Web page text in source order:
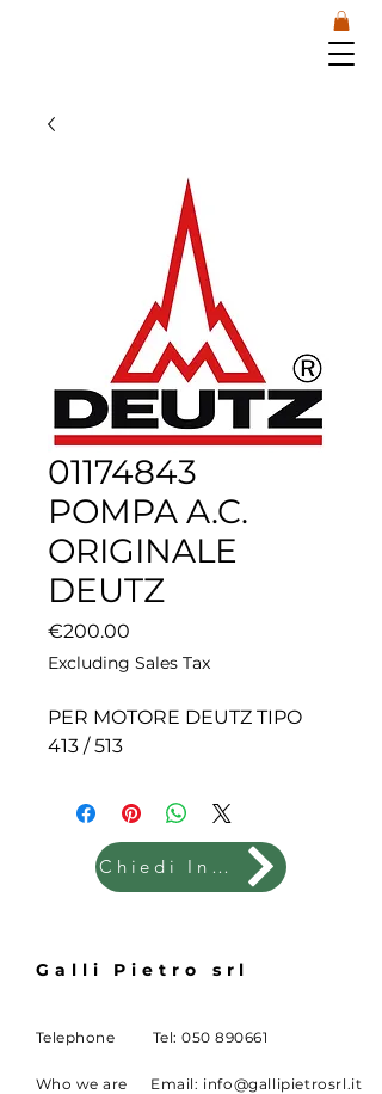
01174843
POMPA A.C.
ORIGINALE
DEUTZ
€200.00
Excluding Sales Tax
PER MOTORE DEUTZ TIPO
413 / 513
Chiedi Info
Galli Pietro srl
Telephone Tel:050 890661
Who we are Email: info@gallipietrosrl.it